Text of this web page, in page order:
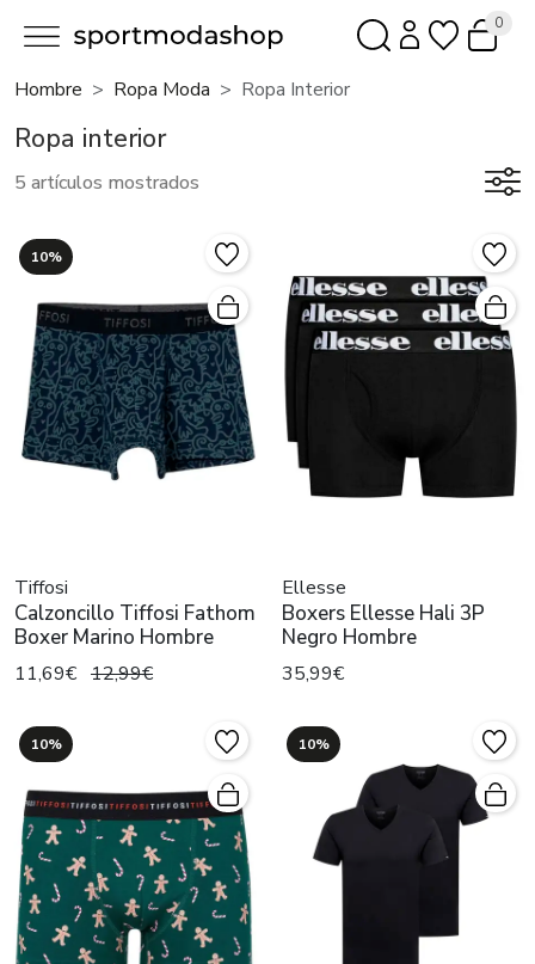
0
Hombre Ropa Moda Ropa Interior
Ropa interior
5 artículos mostrados
10%
Tiffosi
Calzoncillo Tiffosi Fathom
Boxer Marino Hombre
11,69€ 12,99€
Ellesse
Boxers Ellesse Hali 3P
Negro Hombre
35,99€
10% 10%